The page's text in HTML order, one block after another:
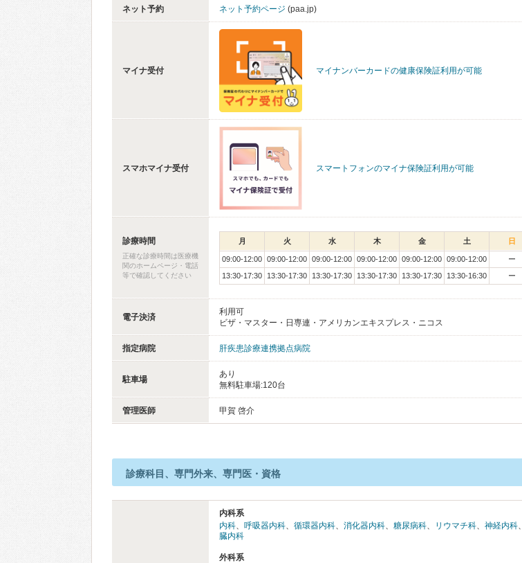
ネット予約 ネット予約ページ (paa.jp)
マイナ受付 マイナンバーカードの健康保険証利用が可能
スマホマイナ受付 スマートフォンのマイナ保険証利用が可能
診療時間
正確な診療時間は医療機
関のホームページ・電話
等で確認してください
月 火 水 木 金 土 日
09:00-12:00 09:00-12:00 09:00-12:00 09:00-12:00 09:00-12:00 09:00-12:00 ー
13:30-17:30
13:30-17:30 13:30-17:30 13:30-17:30 13:30-17:30 13:30-16:30 ー
電子決済
利用可
ビザ・マスター・日専連・アメリカンエキスプレス・ニコス
指定病院 肝疾患診療連携拠点病院
駐車場
あり
無料駐車場:120台
管理医師 甲賀 啓介
診療科目、専門外来、専門医・資格
内科系
内科、 呼吸器内科、 循環器内科、 消化器内科、 糖尿病科、 リウマチ科、 神経内科、
臓内科
外科系